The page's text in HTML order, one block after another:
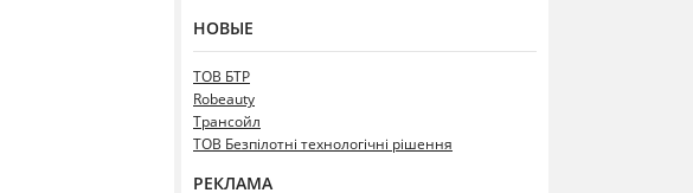
НОВЫЕ
ТОВ БТР
Robeauty
Трансойл
ТОВ Безпілотні технологічні рішення
РЕКЛАМА